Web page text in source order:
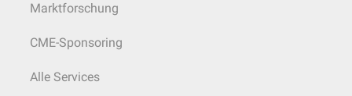
Marktforschung
CME-Sponsoring
Alle Services